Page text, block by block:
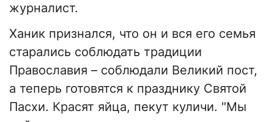
журналист.
Ханик признался, что он и вся его семья
старались соблюдать традиции
Православия – соблюдали Великий пост,
а теперь готовятся к празднику Святой
Пасхи. Красят яйца, пекут куличи. "Мы